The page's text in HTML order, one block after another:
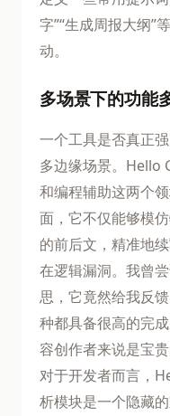
字”“生成周报大纲”
动。
多场景下的功能
一个工具是否真正
多边缘场景。Hello
和编程辅助这两个
面，它不仅能够模
的前后文，精准地
在逻辑漏洞。我曾
思，它竟然给我反
种都具备很高的完
容创作者来说是宝贵
对于开发者而言，
析模块是一个隐藏